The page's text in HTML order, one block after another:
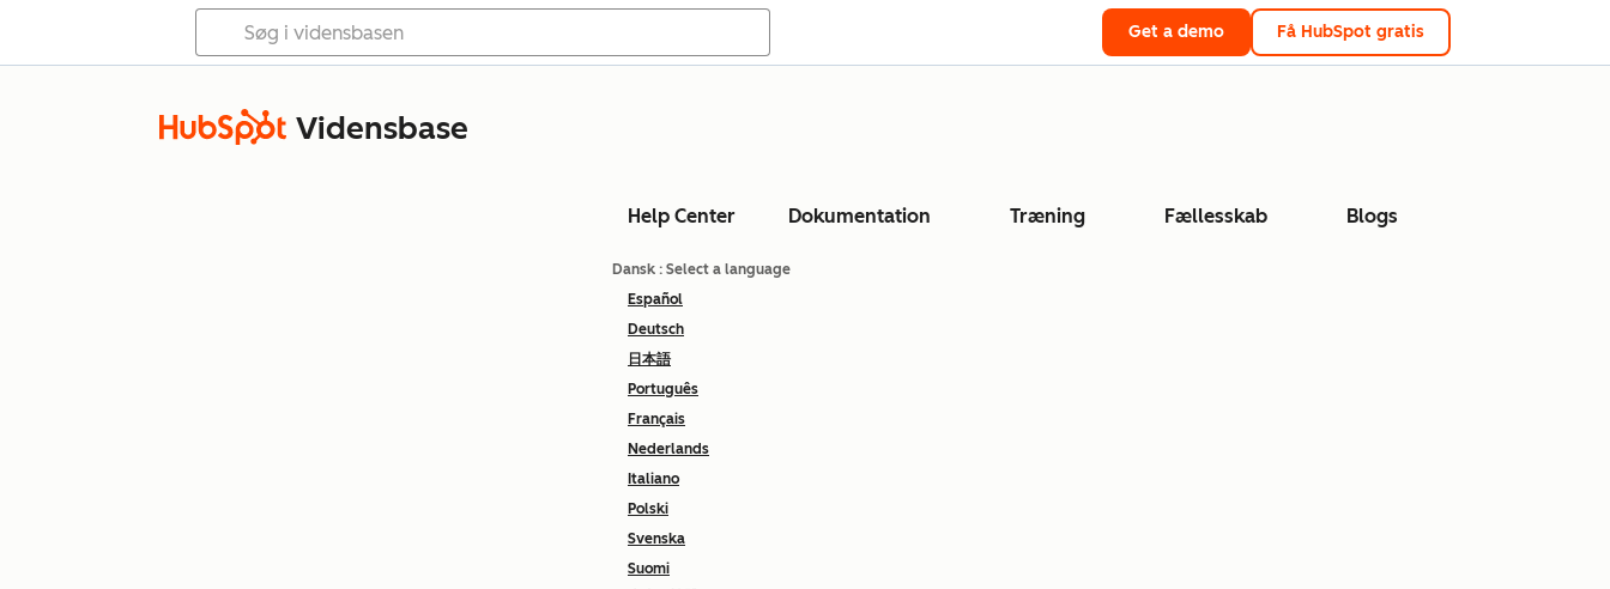
Get a demo Få HubSpot gratis
Vidensbase
Help Center Dokumentation Træning Fællesskab Blogs
Dansk : Select a language
Español
Deutsch
日本語
Português
Français
Nederlands
Italiano
Polski
Svenska
Suomi